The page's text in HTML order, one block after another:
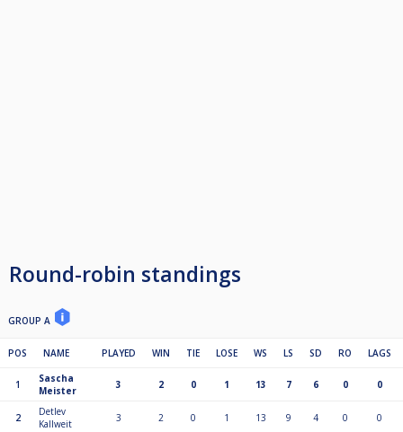
Round-robin standings
GROUP A
POS NAME PLAYED WIN TIE LOSE WS LS SD RO LAGS
1
Sascha
Meister
3 2 0 1 13 7 6 0 0
2
Detlev
Kallweit
3 2 0 1 13 9 4 0 0